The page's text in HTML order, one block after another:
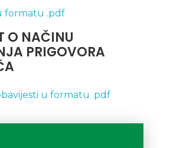
formatu .pdf
O NAČINU
PRIGOVORA
u formatu .pdf